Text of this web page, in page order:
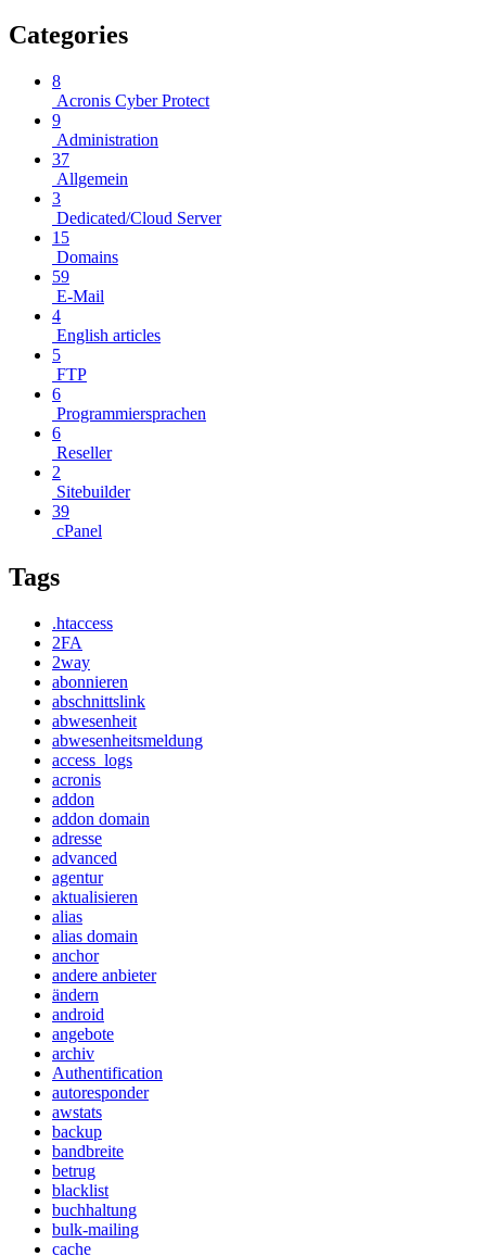
Categories
8
Acronis Cyber Protect
9
Administration
37
Allgemein
3
Dedicated/Cloud Server
15
Domains
59
E-Mail
4
English articles
5
FTP
6
Programmiersprachen
6
Reseller
2
Sitebuilder
39
cPanel
Tags
.htaccess
2FA
2way
abonnieren
abschnittslink
abwesenheit
abwesenheitsmeldung
access_logs
acronis
addon
addon domain
adresse
advanced
agentur
aktualisieren
alias
alias domain
anchor
andere anbieter
ändern
android
angebote
archiv
Authentification
autoresponder
awstats
backup
bandbreite
betrug
blacklist
buchhaltung
bulk-mailing
cache